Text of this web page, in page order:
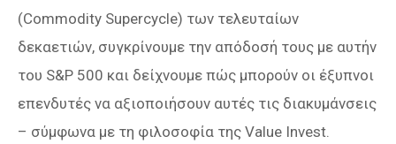
(Commodity Supercycle) των τελευταίων
δεκαετιών, συγκρίνουμε την απόδοσή τους με αυτήν
του S&P 500 και δείχνουμε πώς μπορούν οι έξυπνοι
επενδυτές να αξιοποιήσουν αυτές τις διακυμάνσεις
– σύμφωνα με τη φιλοσοφία της Value Invest.